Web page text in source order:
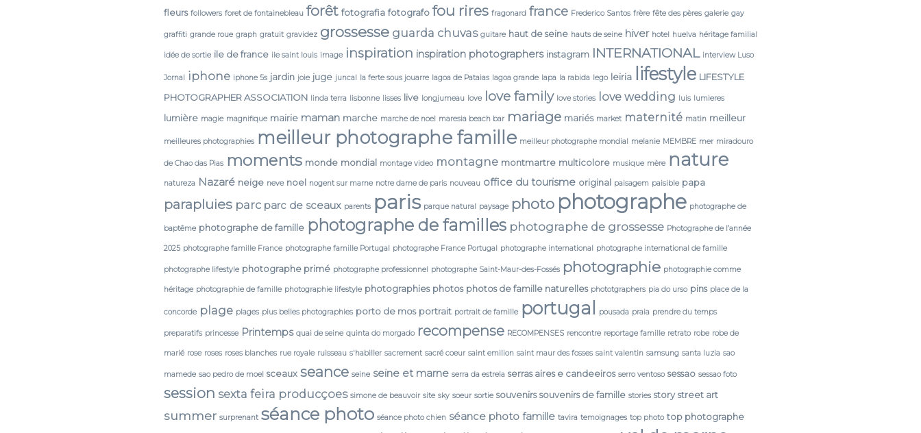
fleurs followers foret de fontainebleau forêt fotografia fotografo fou rires fragonard france Frederico Santos frère fête des pères galerie gay
graffiti grande roue graph gratuit gravidez grossesse guarda chuvas guitare haut de seine hauts de seine hiver hotel huelva héritage familial
idée de sortie ile de france ile saint louis image inspiration inspiration photographers instagram INTERNATIONAL interview Luso
Jornal iphone iphone 5s jardin joie juge juncal la ferte sous jouarre lagoa de Pataias lagoa grande lapa la rabida lego leiria lifestyle LIFESTYLE
PHOTOGRAPHER ASSOCIATION linda terra lisbonne lisses live longjumeau love love family love stories love wedding luis lumieres
lumière magie magnifique mairie maman marche marche de noel maresia beach bar mariage mariés market maternité matin meilleur
meilleures photographies meilleur photographe famille meilleur photographe mondial melanie MEMBRE mer miradouro
de Chao das Pias moments monde mondial montage video montagne montmartre multicolore musique mère nature
natureza Nazaré neige neve noel nogent sur marne notre dame de paris nouveau office du tourisme original paisagem paisible papa
parapluies parc parc de sceaux parents paris parque natural paysage photo photographe photographe de
baptême photographe de famille photographe de familles photographe de grossesse Photographe de l’année
2025 photographe famille France photographe famille Portugal photographe France Portugal photographe international photographe international de famille
photographe lifestyle photographe primé photographe professionnel photographe Saint-Maur-des-Fossés photographie photographie comme
héritage photographie de famille photographie lifestyle photographies photos photos de famille naturelles phototgraphers pia do urso pins place de la
concorde plage plages plus belles photographies porto de mos portrait portrait de famille portugal pousada praia prendre du temps
preparatifs princesse Printemps quai de seine quinta do morgado recompense RECOMPENSES rencontre reportage famille retrato robe robe de
marié rose roses roses blanches rue royale ruisseau s'habiller sacrement sacré coeur saint emilion saint maur des fosses saint valentin samsung santa luzia sao
mamede sao pedro de moel sceaux seance seine seine et marne serra da estrela serras aires e candeeiros serro ventoso sessao sessao foto
session sexta feira producçoes simone de beauvoir site sky soeur sortie souvenirs souvenirs de famille stories story street art
summer surprenant séance photo séance photo chien séance photo famille tavira temoignages top photo top photographe